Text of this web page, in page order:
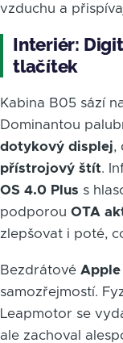
vzduchu a
Interiér:
tlačítek
Kabina B05 sází
Dominantou
dotykový displej,
přístrojový štít.
OS 4.0 Plus s
podporou OTA
zlepšovat i poté,
Bezdrátové Apple
samozřejmostí.
Leapmotor se
ale zachoval